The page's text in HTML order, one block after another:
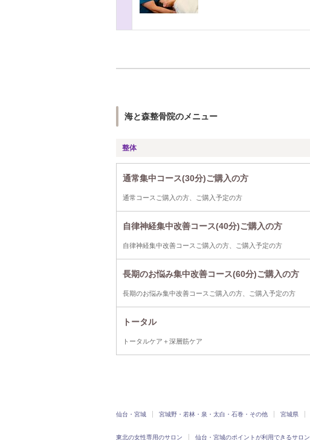
海と森整骨院のメニュー
整体
通常集中コース(30分)ご購入の方
通常コースご購入の方、ご購入予定の方
自律神経集中改善コース(40分)ご購入の方
自律神経集中改善コースご購入の方、ご購入予定の方
長期のお悩み集中改善コース(60分)ご購入の方
長期のお悩み集中改善コースご購入の方、ご購入予定の方
トータル
トータルケア＋深層筋ケア
仙台・宮城 宮城野・若林・泉・太白・石巻・その他 宮城県
東北の女性専用のサロン 仙台・宮城のポイントが利用できるサロン